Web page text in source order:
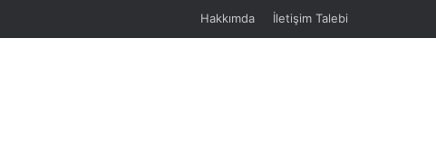
Hakkımda İletişim Talebi